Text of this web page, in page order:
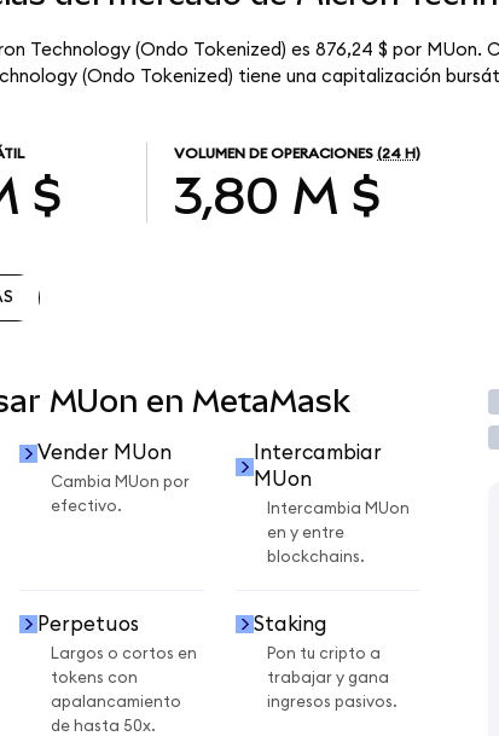
Technology (Ondo Tokenized) es 876,24 $ por MUon.
(Ondo Tokenized) tiene una capitalización
$
VOLUMEN DE OPERACIONES (24 H)
3,80 M $
MUon en MetaMask
Vender MUon
Cambia MUon por
efectivo.
Intercambiar
MUon
Intercambia MUon
en y entre
blockchains.
Perpetuos
Largos o cortos en
tokens con
apalancamiento
de hasta 50x.
Staking
Pon tu cripto a
trabajar y gana
ingresos pasivos.